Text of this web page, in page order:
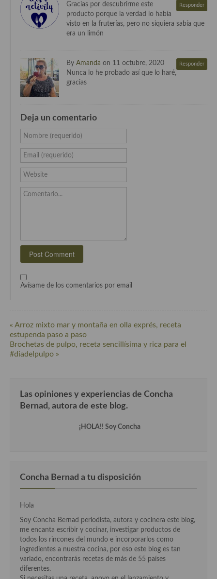
Responder
Gracias por descubrirme este
producto porque la verdad lo había
visto en la fruterías, pero no siquiera sabía que
era un limón
By Amanda on 11 octubre, 2020 Responder
Nunca lo he probado así que lo haré,
gracias
Deja un comentario
Nombre (requerido)
Email (requerido)
Website
Comentario...
Avísame de los comentarios por email
« Arroz mixto mar y montaña en olla exprés, receta
estupenda paso a paso
Brochetas de pulpo, receta sencillísima y rica para el
#diadelpulpo »
Las opiniones y experiencias de Concha
Bernad, autora de este blog.
¡HOLA!! Soy Concha
Concha Bernad a tu disposición
Hola
Soy Concha Bernad periodista, autora y cocinera este blog,
me encanta escribir y cocinar, investigar productos de
todos los rincones del mundo e incorporarlos como
ingredientes a nuestra cocina, por eso este blog es tan
variado, encontrarás recetas de más de 55 países
diferentes.